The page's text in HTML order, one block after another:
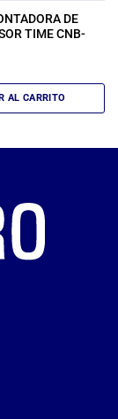
DE
TIME CNB-
AL CARRITO